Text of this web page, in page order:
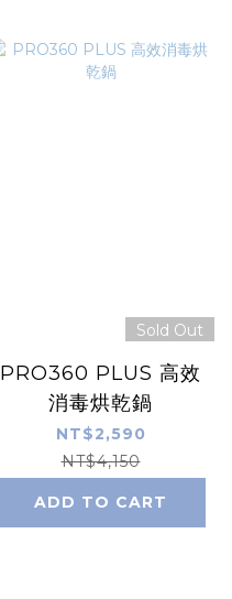
Sold Out
PRO360 PLUS 高效
消毒烘乾鍋
NT$2,590
NT$4,150
ADD TO CART